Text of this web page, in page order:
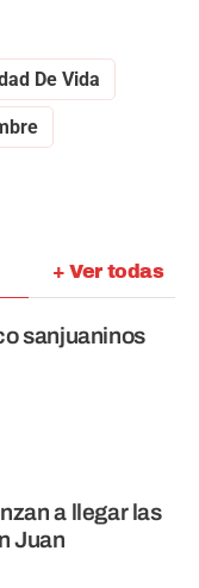
De Vida
+ Ver todas
sanjuaninos
a llegar las
Juan